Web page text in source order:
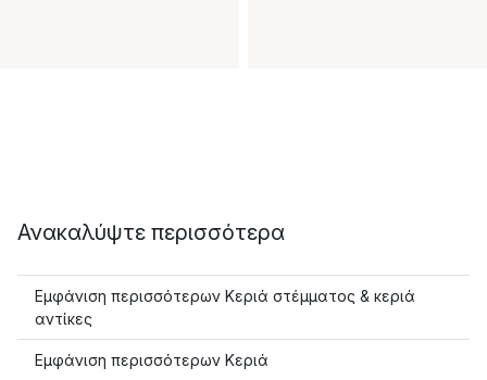
Ανακαλύψτε περισσότερα
Εμφάνιση περισσότερων Κεριά στέμματος & κεριά
αντίκες
Εμφάνιση περισσότερων Κεριά